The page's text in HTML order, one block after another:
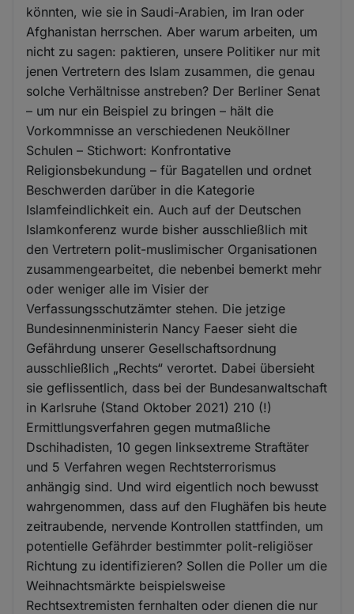
könnten, wie sie in Saudi-Arabien, im Iran oder
Afghanistan herrschen. Aber warum arbeiten, um
nicht zu sagen: paktieren, unsere Politiker nur mit
jenen Vertretern des Islam zusammen, die genau
solche Verhältnisse anstreben? Der Berliner Senat
– um nur ein Beispiel zu bringen – hält die
Vorkommnisse an verschiedenen Neuköllner
Schulen – Stichwort: Konfrontative
Religionsbekundung – für Bagatellen und ordnet
Beschwerden darüber in die Kategorie
Islamfeindlichkeit ein. Auch auf der Deutschen
Islamkonferenz wurde bisher ausschließlich mit
den Vertretern polit-muslimischer Organisationen
zusammengearbeitet, die nebenbei bemerkt mehr
oder weniger alle im Visier der
Verfassungsschutzämter stehen. Die jetzige
Bundesinnenministerin Nancy Faeser sieht die
Gefährdung unserer Gesellschaftsordnung
ausschließlich „Rechts“ verortet. Dabei übersieht
sie geflissentlich, dass bei der Bundesanwaltschaft
in Karlsruhe (Stand Oktober 2021) 210 (!)
Ermittlungsverfahren gegen mutmaßliche
Dschihadisten, 10 gegen linksextreme Straftäter
und 5 Verfahren wegen Rechtsterrorismus
anhängig sind. Und wird eigentlich noch bewusst
wahrgenommen, dass auf den Flughäfen bis heute
zeitraubende, nervende Kontrollen stattfinden, um
potentielle Gefährder bestimmter polit-religiöser
Richtung zu identifizieren? Sollen die Poller um die
Weihnachtsmärkte beispielsweise
Rechtsextremisten fernhalten oder dienen die nur